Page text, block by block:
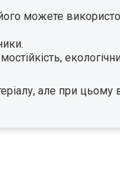
можете
але при